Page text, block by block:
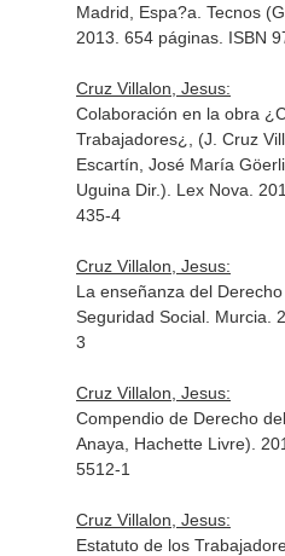
Madrid, Espa?a. Tecnos
2013. 654 páginas. ISBN
Cruz Villalon, Jesus:
Colaboración en la obra
Trabajadores¿, (J. Cruz
Escartín, José María
Uguina Dir.). Lex Nova.
435-4
Cruz Villalon, Jesus:
La enseñanza del
Seguridad Social. Murcia.
3
Cruz Villalon, Jesus:
Compendio de Derecho
Anaya, Hachette Livre).
5512-1
Cruz Villalon, Jesus:
Estatuto de los